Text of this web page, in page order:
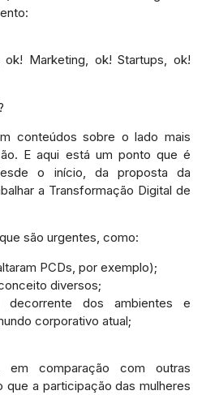
ok! Marketing, ok! Startups, ok!
conteúdos sobre o lado mais
E aqui está um ponto que é
o início, da proposta da
a Transformação Digital de
são urgentes, como:
PCDs, por exemplo);
diversos;
decorrente dos ambientes e
corporativo atual;
em comparação com outras
que a participação das mulheres